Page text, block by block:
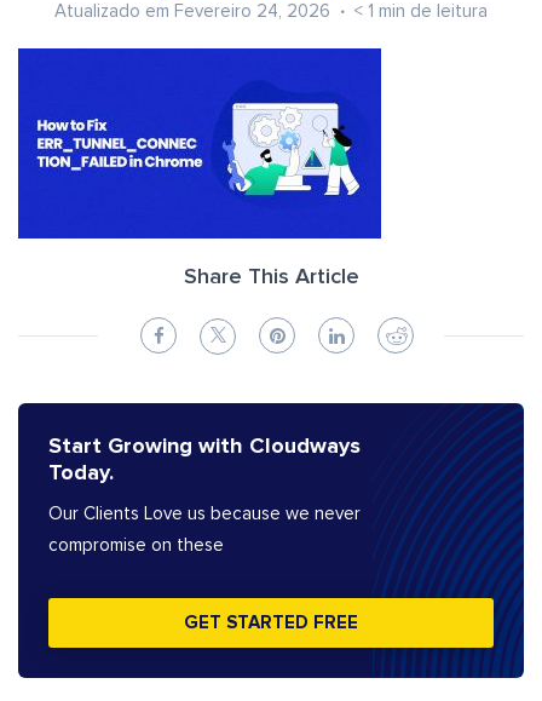
Atualizado em Fevereiro 24, 2026 < 1 min de leitura
Share This Article
Start Growing with Cloudways
Today.
Our Clients Love us because we never
compromise on these
GET STARTED FREE